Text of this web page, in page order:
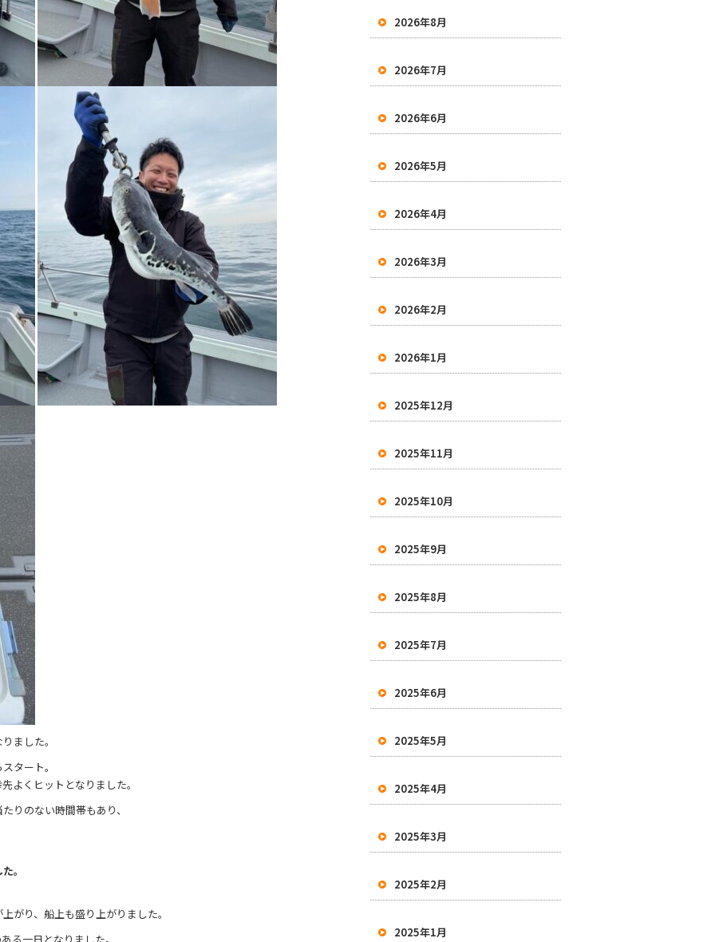
ました。
タート。
よくヒットとなりました。
りのない時間帯もあり、
。
がり、船上も盛り上がりました。
2026年8月
2026年7月
2026年6月
2026年5月
2026年4月
2026年3月
2026年2月
2026年1月
2025年12月
2025年11月
2025年10月
2025年9月
2025年8月
2025年7月
2025年6月
2025年5月
2025年4月
2025年3月
2025年2月
2025年1月